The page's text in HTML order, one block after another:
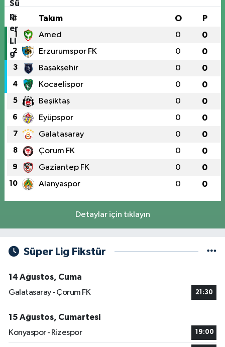
# Takım O P
1 Amed 0 0
2 Erzurumspor FK 0 0
3 Başakşehir 0 0
4 Kocaelispor 0 0
5 Beşiktaş 0 0
6 Eyüpspor 0 0
7 Galatasaray 0 0
8 Çorum FK 0 0
9 Gaziantep FK 0 0
10 Alanyaspor 0 0
Detaylar için tıklayın
Süper Lig Fikstür
14 Ağustos, Cuma
Galatasaray - Çorum FK
21:30
15 Ağustos, Cumartesi
Konyaspor - Rizespor
19:00